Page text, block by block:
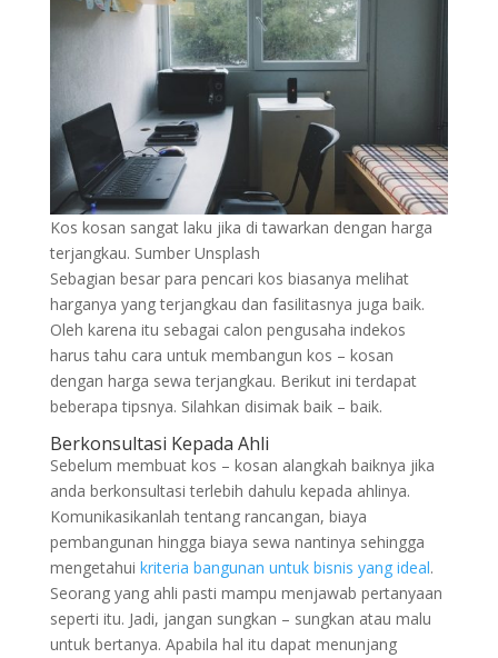
Kos kosan sangat laku jika di tawarkan dengan harga
terjangkau. Sumber Unsplash
Sebagian besar para pencari kos biasanya melihat
harganya yang terjangkau dan fasilitasnya juga baik.
Oleh karena itu sebagai calon pengusaha indekos
harus tahu cara untuk membangun kos – kosan
dengan harga sewa terjangkau. Berikut ini terdapat
beberapa tipsnya. Silahkan disimak baik – baik.
Berkonsultasi Kepada Ahli
Sebelum membuat kos – kosan alangkah baiknya jika
anda berkonsultasi terlebih dahulu kepada ahlinya.
Komunikasikanlah tentang rancangan, biaya
pembangunan hingga biaya sewa nantinya sehingga
mengetahui kriteria bangunan untuk bisnis yang ideal.
Seorang yang ahli pasti mampu menjawab pertanyaan
seperti itu. Jadi, jangan sungkan – sungkan atau malu
untuk bertanya. Apabila hal itu dapat menunjang